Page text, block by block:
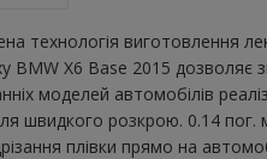
технологія виготовлення
BMW X6 Base 2015
моделей автомобілів
розкрою. 0.14 пог.
плівки прямо на